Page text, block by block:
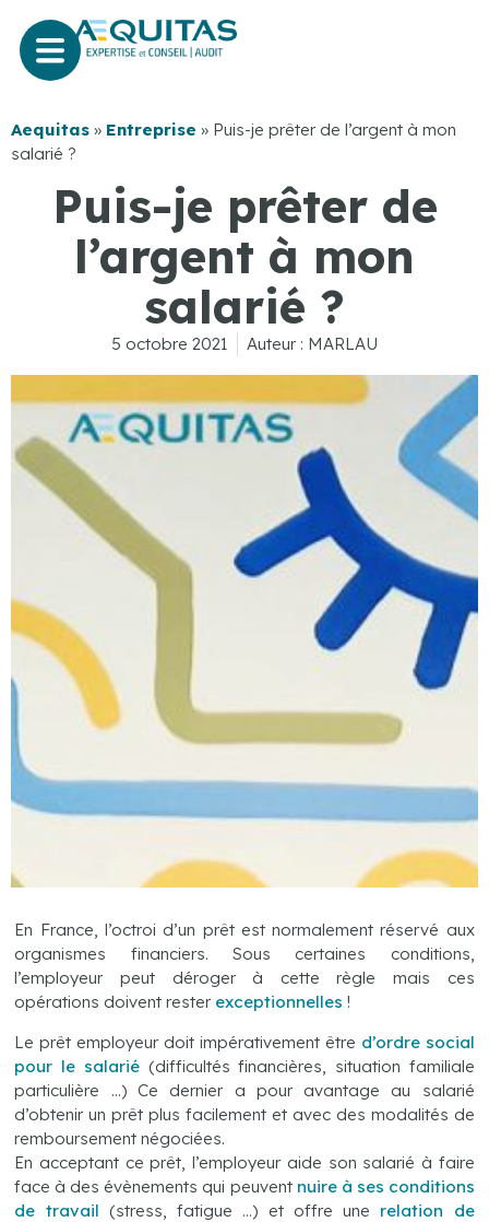
Aequitas » Entreprise » Puis-je prêter de l’argent à mon
salarié ?
Puis-je prêter de
l’argent à mon
salarié ?
5 octobre 2021 Auteur : MARLAU
En France, l’octroi d’un prêt est normalement réservé aux
organismes financiers. Sous certaines conditions,
l’employeur peut déroger à cette règle mais ces
opérations doivent rester exceptionnelles !
Le prêt employeur doit impérativement être d’ordre social
pour le salarié (difficultés financières, situation familiale
particulière …) Ce dernier a pour avantage au salarié
d’obtenir un prêt plus facilement et avec des modalités de
remboursement négociées.
En acceptant ce prêt, l’employeur aide son salarié à faire
face à des évènements qui peuventnuire à ses conditions
de travail (stress, fatigue …) et offre une relation de